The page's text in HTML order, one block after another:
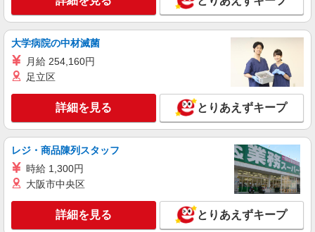
残業代支給 ★交通費別途支給（規定あり） ゜
+゜・。○。・゜+゜・。○。・゜+゜ 入社祝い金10
万円支給(規定有) お友達を紹介頂くと, インセンテ
ィブ支給(規定有) ★月2回払い・週払い可能（規程
有）★ ゜・。○。・゜+゜・。○。・゜+゜
岐阜県大垣市の家電量販店
詳細を見る
派遣社員
【softbank】の携帯販売スタッフ
月給207900円〜260200円（経験・能力によ
る） 資格手当（1〜6万円）賞与年2回（6月・12
月・実績最高5.4カ月分） 未経験から入社半年で
年収400万円以上への昇給実績あり ※残業代支給
+゜・。○。・゜+゜ 入社祝い金10万円支給(規定
有) お友達を紹介頂くと, インセンティブ支給(規定
有) ゜・。○。・゜+゜・。○。・゜+゜
岐阜県大垣市のsoftbankショップ
詳細を見る
大学病院の中材滅菌
月給 254,160円
足立区
詳細を見る とりあえずキープ
レジ・商品陳列スタッフ
時給 1,300円
大阪市中央区
詳細を見る とりあえずキープ